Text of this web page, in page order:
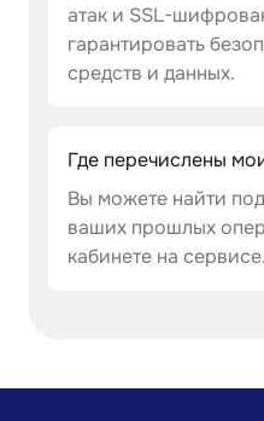
атак и SSL-
гарантировать
средств и данных.
Где перечислены
Вы можете найти
ваших прошлых
кабинете на сервисе.